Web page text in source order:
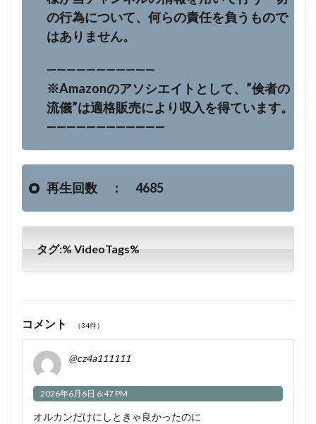
の行為について、何らの責任を負うもので
はありません。
———————————
※Amazonのアソシエイトとして、”倹者の
流儀”は適格販売により収入を得ています。
————————————
再生回数 ： 4685
タグ:% VideoTags%
コメント （34件）
@cz4a111111
2026年6月6日 6:47 PM
オルカンだけにしときゃ良かったのに